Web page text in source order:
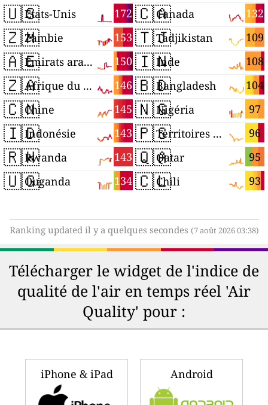
🇺🇸 172
États-Unis
🇿🇲 153
Zambie
🇦🇪 150
Émirats arabes unis
🇿🇦 146
Afrique du Sud
🇨🇳 145
Chine
🇮🇩 143
Indonésie
🇷🇼 143
Rwanda
🇺🇬 134
Ouganda
🇨🇦 132
Canada
🇹🇯 109
Tadjikistan
🇮🇳 108
Inde
🇧🇩 104
Bangladesh
🇳🇬 97
Nigéria
🇵🇸 96
Territoires palestiniens
🇶🇦 95
Qatar
🇨🇱 93
Chili
Ranking updated il y a quelques secondes (7 août 2026 03:38)
Télécharger le widget de l'indice de
qualité de l'air en temps réel 'Air
Quality' pour :
iPhone & iPad Android